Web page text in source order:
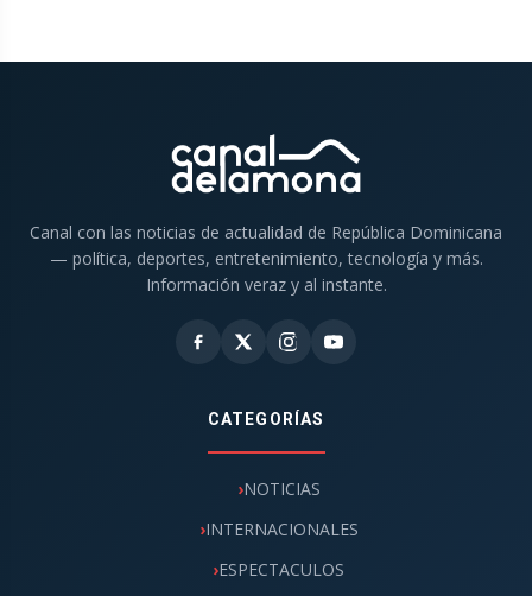
Canal con las noticias de actualidad de República Dominicana
— política, deportes, entretenimiento, tecnología y más.
Información veraz y al instante.
CATEGORÍAS
NOTICIAS
INTERNACIONALES
ESPECTACULOS